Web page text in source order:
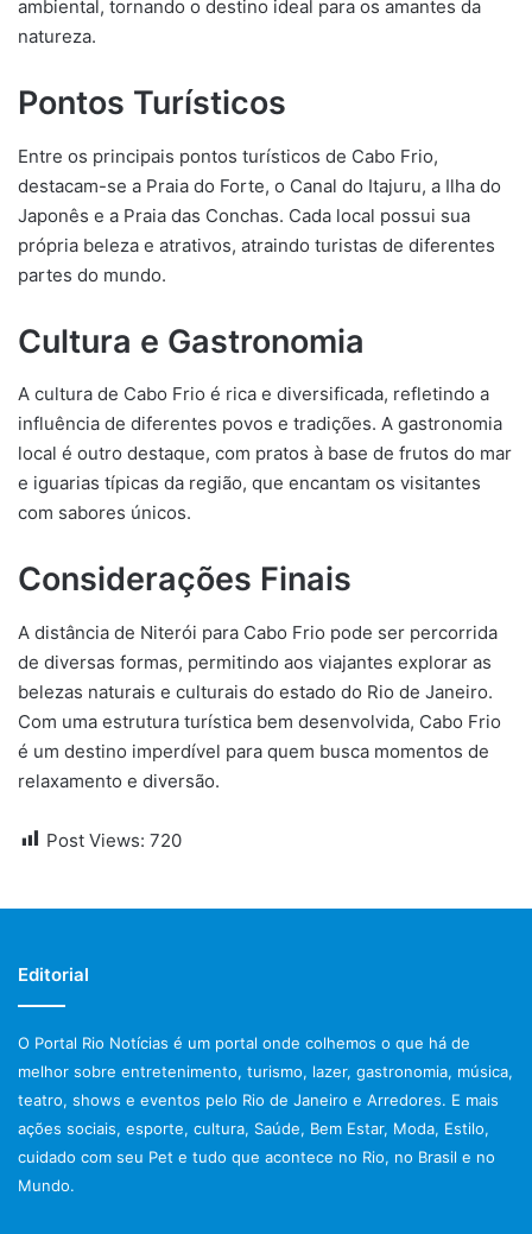
ambiental, tornando o destino ideal para os amantes da
natureza.
Pontos Turísticos
Entre os principais pontos turísticos de Cabo Frio,
destacam-se a Praia do Forte, o Canal do Itajuru, a Ilha do
Japonês e a Praia das Conchas. Cada local possui sua
própria beleza e atrativos, atraindo turistas de diferentes
partes do mundo.
Cultura e Gastronomia
A cultura de Cabo Frio é rica e diversificada, refletindo a
influência de diferentes povos e tradições. A gastronomia
local é outro destaque, com pratos à base de frutos do mar
e iguarias típicas da região, que encantam os visitantes
com sabores únicos.
Considerações Finais
A distância de Niterói para Cabo Frio pode ser percorrida
de diversas formas, permitindo aos viajantes explorar as
belezas naturais e culturais do estado do Rio de Janeiro.
Com uma estrutura turística bem desenvolvida, Cabo Frio
é um destino imperdível para quem busca momentos de
relaxamento e diversão.
Post Views: 720
Editorial
O Portal Rio Notícias é um portal onde colhemos o que há de
melhor sobre entretenimento, turismo, lazer, gastronomia, música,
teatro, shows e eventos pelo Rio de Janeiro e Arredores. E mais
ações sociais, esporte, cultura, Saúde, Bem Estar, Moda, Estilo,
cuidado com seu Pet e tudo que acontece no Rio, no Brasil e no
Mundo.